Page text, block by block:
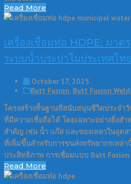
Read More
เครื่องเชื่อมท่อ HDPE: มาต
ระบบน้ำประปาในประเทศไทย
October 17, 2025
Butt Fusion, Butt Fusion
โครงสร้างพื้นฐานที่สนับสนุนชีวิตประจำ
ที่มีความเชื่อถือได้ โดยเฉพาะอย่างยิ่งส
สำคัญ เช่น น้ำ แก๊ส และของเหลวในอุต
ที่เพิ่มขึ้นสำหรับการขนส่งทรัพยากรเหล่
ประสิทธิภาพ การเชื่อมแบบ Butt Fusion
Read More